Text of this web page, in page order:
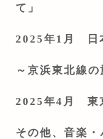
て」
2025年1 月 日
～京浜東北線の
2025年4 月 東
その他、音楽